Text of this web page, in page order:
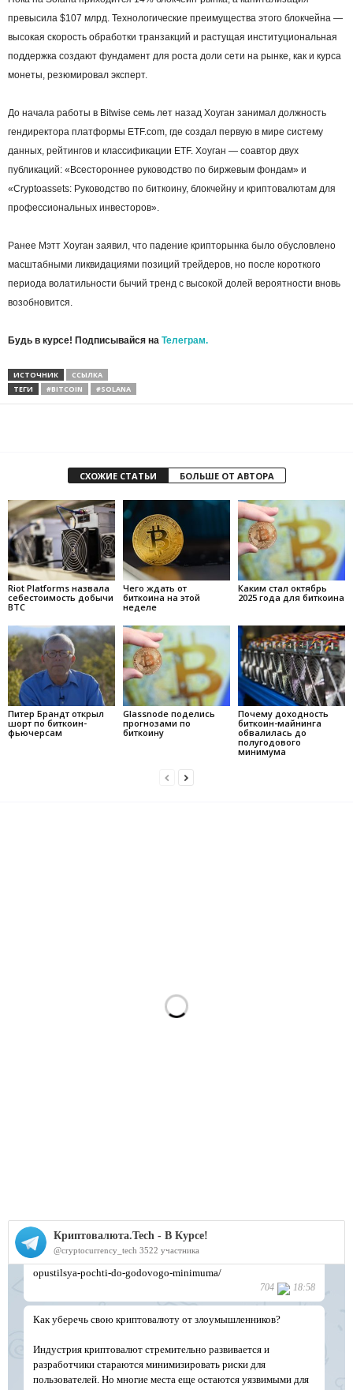
превысила $107 млрд. Технологические преимущества этого блокчейна —
высокая скорость обработки транзакций и растущая институциональная
поддержка создают фундамент для роста доли сети на рынке, как и курса
монеты, резюмировал эксперт.
До начала работы в Bitwise семь лет назад Хоуган занимал должность
гендиректора платформы ETF.com, где создал первую в мире систему
данных, рейтингов и классификации ETF. Хоуган — соавтор двух
публикаций: «Всестороннее руководство по биржевым фондам» и
«Cryptoassets: Руководство по биткоину, блокчейну и криптовалютам для
профессиональных инвесторов».
Ранее Мэтт Хоуган заявил, что падение крипторынка было обусловлено
масштабными ликвидациями позиций трейдеров, но после короткого
периода волатильности бычий тренд с высокой долей вероятности вновь
возобновится.
Будь в курсе! Подписывайся на Телеграм.
ИСТОЧНИК
ССЫЛКА
ТЕГИ
#BITCOIN #SOLANA
СХОЖИЕ СТАТЬИ БОЛЬШЕ ОТ АВТОРА
Riot Platforms назвала
себестоимость добычи
BTC
Чего ждать от
биткоина на этой
неделе
Каким стал октябрь
2025 года для биткоина
Питер Брандт открыл
шорт по биткоин-
фьючерсам
Glassnode поделись
прогнозами по
биткоину
Почему доходность
биткоин-майнинга
обвалилась до
полугодового
минимума